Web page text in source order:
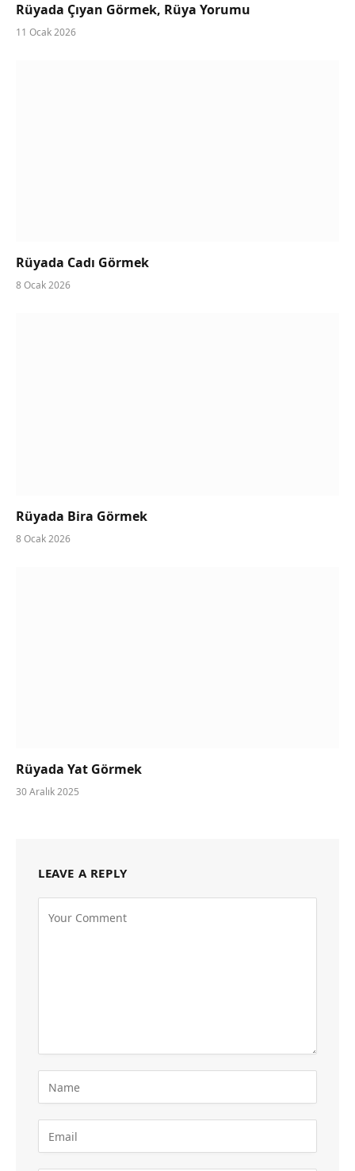
Rüyada Çıyan Görmek, Rüya Yorumu
11 Ocak 2026
Rüyada Cadı Görmek
8 Ocak 2026
Rüyada Bira Görmek
8 Ocak 2026
Rüyada Yat Görmek
30 Aralık 2025
LEAVE A REPLY